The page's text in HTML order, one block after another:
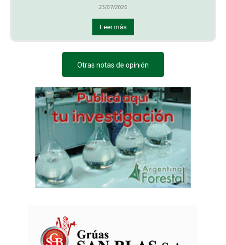
23/07/2026
Leer más
Otras notas de opinión